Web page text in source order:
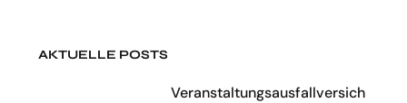
AKTUELLE POSTS
Veranstaltungsausfallversich